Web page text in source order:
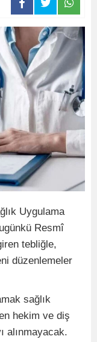
Uygulama
Resmî
tebliğle,
düzenlemeler
sağlık
hekim ve diş
alınmayacak.